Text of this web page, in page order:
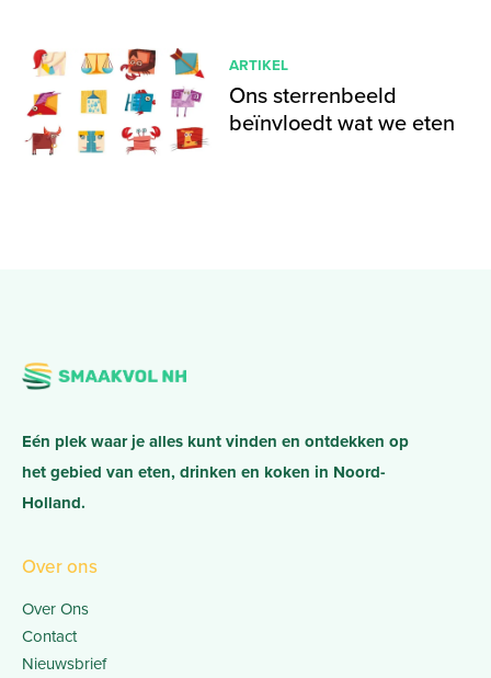
ARTIKEL
Ons sterrenbeeld
beïnvloedt wat we eten
Eén plek waar je alles kunt vinden en ontdekken op
het gebied van eten, drinken en koken in Noord-
Holland.
Over ons
Over Ons
Contact
Nieuwsbrief